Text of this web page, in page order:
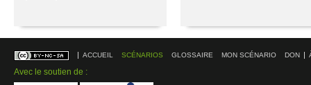
ACCUEIL SCÉNARIOS GLOSSAIRE MON SCÉNARIO DON
Avec le soutien de :